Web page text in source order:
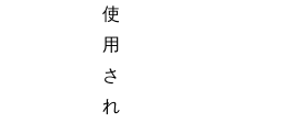
使
用
さ
れ